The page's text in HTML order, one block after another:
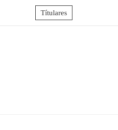
Títulares